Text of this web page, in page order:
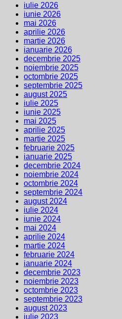
iulie 2026
iunie 2026
mai 2026
aprilie 2026
martie 2026
ianuarie 2026
decembrie 2025
noiembrie 2025
octombrie 2025
septembrie 2025
august 2025
iulie 2025
iunie 2025
mai 2025
aprilie 2025
martie 2025
februarie 2025
ianuarie 2025
decembrie 2024
noiembrie 2024
octombrie 2024
septembrie 2024
august 2024
iulie 2024
iunie 2024
mai 2024
aprilie 2024
martie 2024
februarie 2024
ianuarie 2024
decembrie 2023
noiembrie 2023
octombrie 2023
septembrie 2023
august 2023
iulie 2023